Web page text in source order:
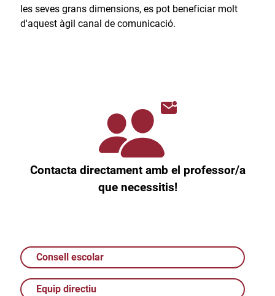
les seves grans dimensions, es pot beneficiar molt
d'aquest àgil canal de comunicació.​
Contacta directament amb el professor/a
que necessitis!
Consell escolar
Equip directiu